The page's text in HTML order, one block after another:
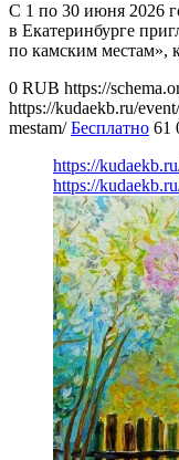
С 1 по 30 июня 2026
в Екатеринбурге
по камским местам»,
0 RUB https://
https://kudaekb.ru/
mestam/ Бесплатно 61
https://
https://